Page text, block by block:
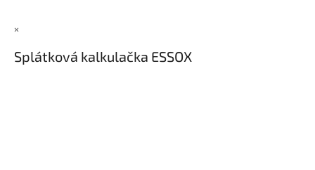
×
Splátková kalkulačka ESSOX